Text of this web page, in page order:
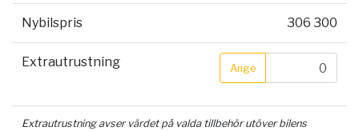
Nybilspris 306 300
Extrautrustning Ange
Extrautrustning avser värdet på valda tillbehör utöver bilens